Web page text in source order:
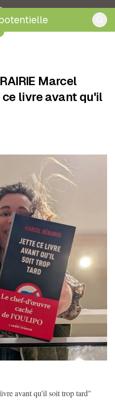
Marcel
ce livre avant qu'il
avant qu'il soit trop tard"